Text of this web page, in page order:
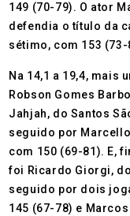
149 (70-79). O ator
defendia o título da
sétimo, com 153 (73-
Na 14,1 a 19,4, mais
Robson Gomes
Jahjah, do Santos
seguido por
com 150 (69-81). E,
foi Ricardo Giorgi,
seguido por dois
145 (67-78) e